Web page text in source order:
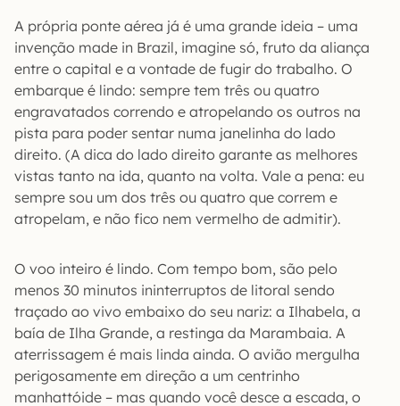
A própria ponte aérea já é uma grande ideia – uma
invenção made in Brazil, imagine só, fruto da aliança
entre o capital e a vontade de fugir do trabalho. O
embarque é lindo: sempre tem três ou quatro
engravatados correndo e atropelando os outros na
pista para poder sentar numa janelinha do lado
direito. (A dica do lado direito garante as melhores
vistas tanto na ida, quanto na volta. Vale a pena: eu
sempre sou um dos três ou quatro que correm e
atropelam, e não fico nem vermelho de admitir).
O voo inteiro é lindo. Com tempo bom, são pelo
menos 30 minutos ininterruptos de litoral sendo
traçado ao vivo embaixo do seu nariz: a Ilhabela, a
baía de Ilha Grande, a restinga da Marambaia. A
aterrissagem é mais linda ainda. O avião mergulha
perigosamente em direção a um centrinho
manhattóide – mas quando você desce a escada, o